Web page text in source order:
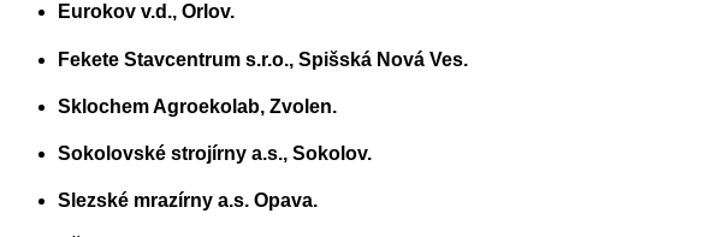
Eurokov v.d., Orlov.
Fekete Stavcentrum s.r.o., Spišská Nová Ves.
Sklochem Agroekolab, Zvolen.
Sokolovské strojírny a.s., Sokolov.
Slezské mrazírny a.s. Opava.